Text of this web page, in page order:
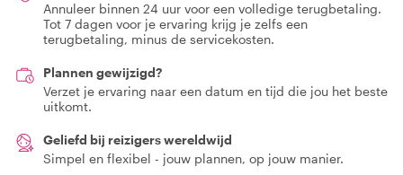
Annuleer binnen 24 uur voor een volledige terugbetaling.
Tot 7 dagen voor je ervaring krijg je zelfs een
terugbetaling, minus de servicekosten.
Plannen gewijzigd?
Verzet je ervaring naar een datum en tijd die jou het beste
uitkomt.
Geliefd bij reizigers wereldwijd
Simpel en flexibel - jouw plannen, op jouw manier.